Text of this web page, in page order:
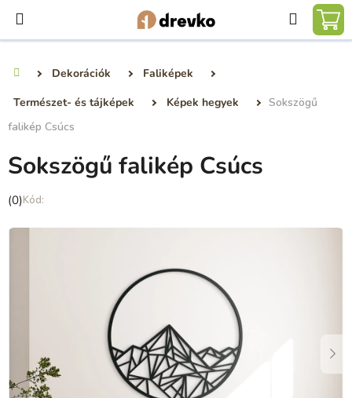
fő
Dekorációk
Faliképek
Természet- és tájképek
Képek hegyek
Sokszögű
falikép Csúcs
Sokszögű falikép Csúcs
A
átlagos
(0)